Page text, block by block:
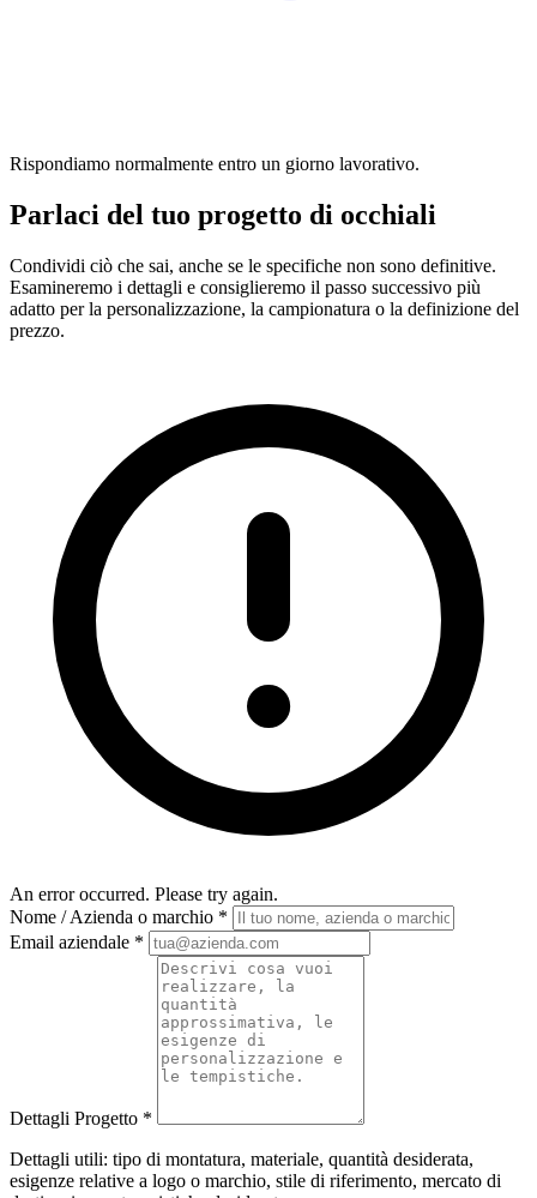
Rispondiamo normalmente entro un giorno lavorativo.
Parlaci del tuo progetto di occhiali
Condividi ciò che sai, anche se le specifiche non sono definitive.
Esamineremo i dettagli e consiglieremo il passo successivo più
adatto per la personalizzazione, la campionatura o la definizione del
prezzo.
An error occurred. Please try again.
Nome / Azienda o marchio *
Email aziendale *
Dettagli Progetto *
Dettagli utili: tipo di montatura, materiale, quantità desiderata,
esigenze relative a logo o marchio, stile di riferimento, mercato di